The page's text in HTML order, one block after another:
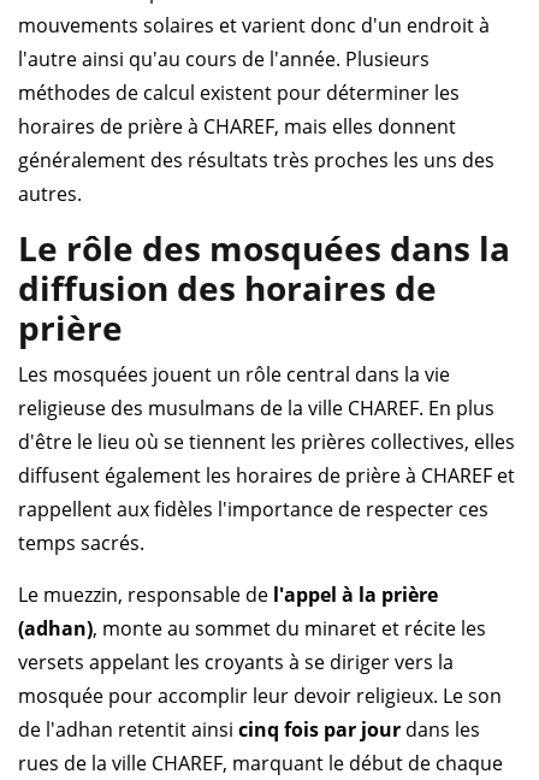
mouvements solaires et varient donc d'un endroit à
l'autre ainsi qu'au cours de l'année. Plusieurs
méthodes de calcul existent pour déterminer les
horaires de prière à CHAREF, mais elles donnent
généralement des résultats très proches les uns des
autres.
Le rôle des mosquées dans la
diffusion des horaires de
prière
Les mosquées jouent un rôle central dans la vie
religieuse des musulmans de la ville CHAREF. En plus
d'être le lieu où se tiennent les prières collectives, elles
diffusent également les horaires de prière à CHAREF et
rappellent aux fidèles l'importance de respecter ces
temps sacrés.
Le muezzin, responsable de l'appel à la prière
(adhan), monte au sommet du minaret et récite les
versets appelant les croyants à se diriger vers la
mosquée pour accomplir leur devoir religieux. Le son
de l'adhan retentit ainsi cinq fois par jour dans les
rues de la ville CHAREF, marquant le début de chaque